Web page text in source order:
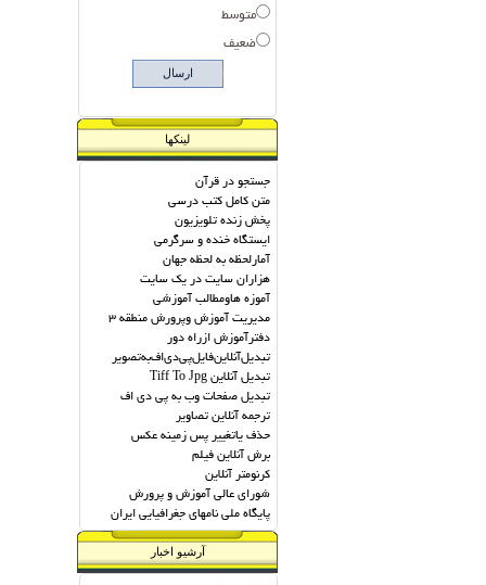
متوسط
ضعیف
لینکها
جستجو در قرآن
متن کامل کتب درسی
پخش زنده تلویزیون
ایستگاه خنده و سرگرمی
آمارلحظه به لحظه جهان
هزاران سایت در یک سایت
آموزه هاومطالب آموزشی
مديريت آموزش وپرورش منطقه 3
دفترآموزش ازراه دور
تبديل‌آنلاين‌فايل‌پي‌دي‌اف‌به‌تصوير
تبدیل آنلاین Tiff To Jpg
تبديل صفحات وب به پي دي اف
ترجمه آنلاین تصاویر
حذف یاتغییر پس زمینه عکس
برش آنلاین فیلم
کرنومتر آنلاین
شورای عالی آموزش و پرورش
پایگاه ملی نامهای جغرافیایی ایران
آرشیو اخبار